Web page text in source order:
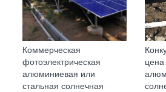
Коммерческая
фотоэлектрическая
алюминиевая или
стальная солнечная
цена